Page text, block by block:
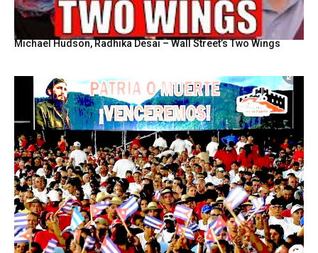
Michael Hudson, Radhika Desai – Wall Street’s Two Wings